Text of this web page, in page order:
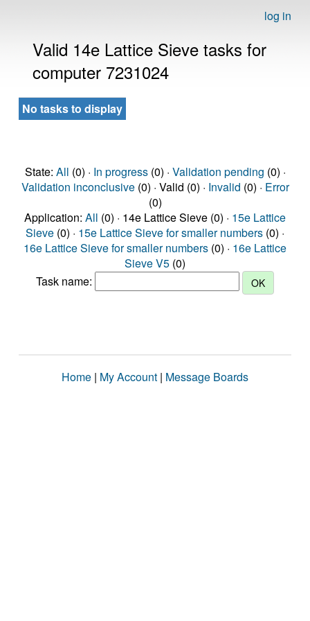
log in
Valid 14e Lattice Sieve tasks for
computer 7231024
No tasks to display
State: All (0) · In progress(0) · Validation pending (0) ·
Validation inconclusive(0) · Valid (0) · Invalid (0) · Error
(0)
Application: All (0) · 14e Lattice Sieve (0) · 15e Lattice
Sieve (0) · 15e Lattice Sieve for smaller numbers (0) ·
16e Lattice Sieve for smaller numbers (0) · 16e Lattice
Sieve V5 (0)
Task name:
Home | My Account | Message Boards